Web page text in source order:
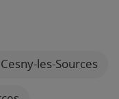
les-Sources